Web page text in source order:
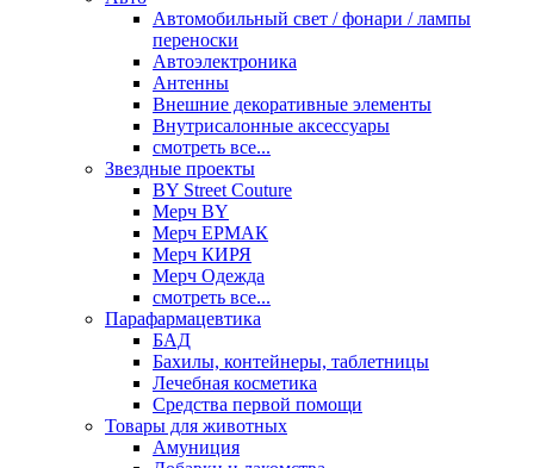
Автомобильный свет / фонари / лампы
переноски
Автоэлектроника
Антенны
Внешние декоративные элементы
Внутрисалонные аксессуары
смотреть все...
Звездные проекты
BY Street Couture
Мерч BY
Мерч ЕРМАК
Мерч КИРЯ
Мерч Одежда
смотреть все...
Парафармацевтика
БАД
Бахилы, контейнеры, таблетницы
Лечебная косметика
Средства первой помощи
Товары для животных
Амуниция